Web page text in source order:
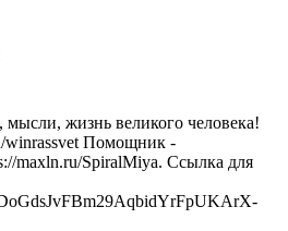
жизнь великого человека!
winrassvet Помощник -
maxln.ru/SpiralMiya. Ссылка для